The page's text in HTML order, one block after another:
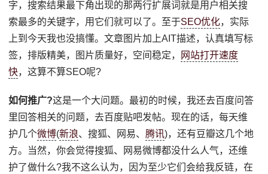
字，搜索结果最下角出现的那两行扩展词就是用户相关搜
索最多的关键字，用它们就可以了。至于SEO优化，实际
上到今天我也没搞懂。文章图片加上AIT描述，认真填写标
签，排版精美，图片质量好，空间稳定，
网站打开速度
快，这算不算SEO呢?
如何推广?这是一个大问题。最初的时候，我还去百度问答
里回答相关的问题，去百度贴吧发帖。现在的话，每天维
护几个微博(新浪、搜狐、网易、 腾讯)，还有豆瓣这几个地
方。当然，你会觉得搜狐、网易微博都没什么人气，还维
护了做什么?我不这么认为，因为至少它们会给我反链，在